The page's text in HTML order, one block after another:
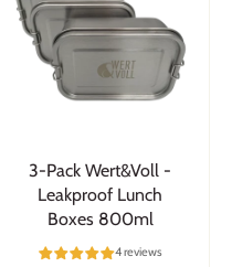
3-Pack Wert&Voll -
Leakproof Lunch
Boxes 800ml
4 reviews